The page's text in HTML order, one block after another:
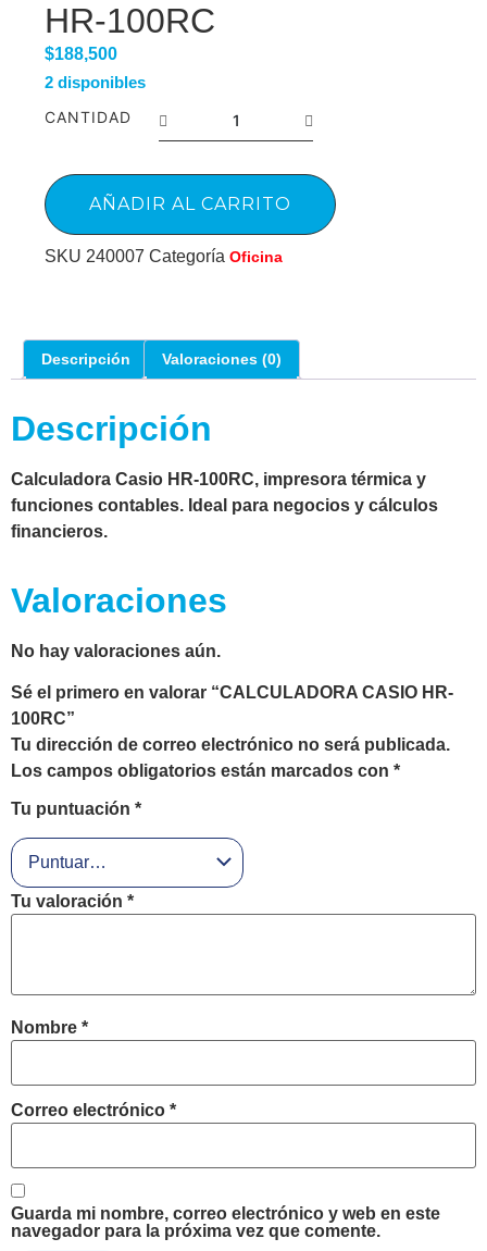
HR-100RC
$188,500
2 disponibles
CANTIDAD
AÑADIR AL CARRITO
SKU 240007 Categoría Oficina
Descripción Valoraciones (0)
Descripción
Calculadora Casio HR-100RC, impresora térmica y
funciones contables. Ideal para negocios y cálculos
financieros.
Valoraciones
No hay valoraciones aún.
Sé el primero en valorar “CALCULADORA CASIO HR-
100RC”
Tu dirección de correo electrónico no será publicada.
Los campos obligatorios están marcados con *
Tu puntuación *
Tu valoración *
Nombre *
Correo electrónico *
Guarda mi nombre, correo electrónico y web en este
navegador para la próxima vez que comente.